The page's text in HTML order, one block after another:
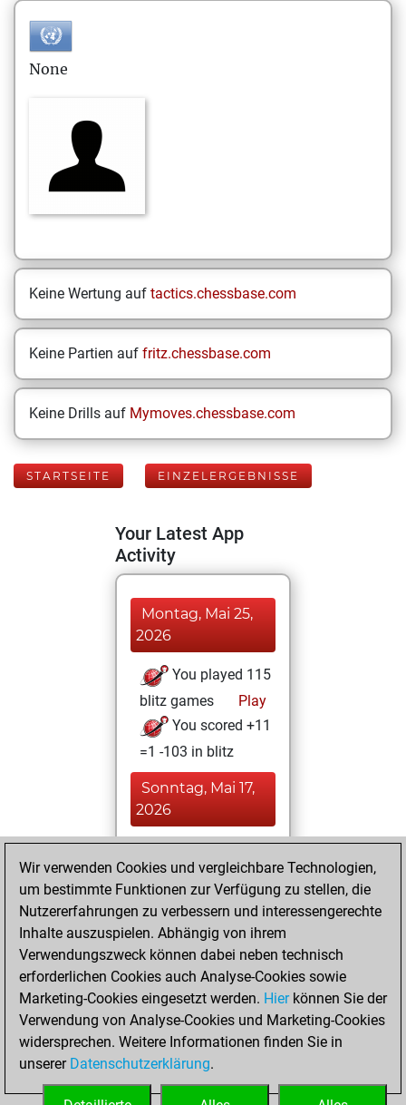
None
Keine Wertung auf tactics.chessbase.com
Keine Partien auf fritz.chessbase.com
Keine Drills auf Mymoves.chessbase.com
STARTSEITE EINZELERGEBNISSE
Your Latest App
Activity
Montag, Mai 25,
2026
You played 115
blitz games
Play
You scored +11
=1 -103 in blitz
Sonntag, Mai 17,
2026
You played 12
bullet games
Play
You scored +0
=0 -12 in bullet
Freitag, Mai 8,
2026
You played 29
slow games
Play
You scored +4
=1 -24 in slow games
Wir verwenden Cookies und vergleichbare Technologien,
um bestimmte Funktionen zur Verfügung zu stellen, die
Nutzererfahrungen zu verbessern und interessengerechte
Inhalte auszuspielen. Abhängig von ihrem
Verwendungszweck können dabei neben technisch
erforderlichen Cookies auch Analyse-Cookies sowie
Marketing-Cookies eingesetzt werden. Hierkönnen Sie der
Verwendung von Analyse-Cookies und Marketing-Cookies
widersprechen. Weitere Informationen finden Sie in
unserer Datenschutzerklärung.